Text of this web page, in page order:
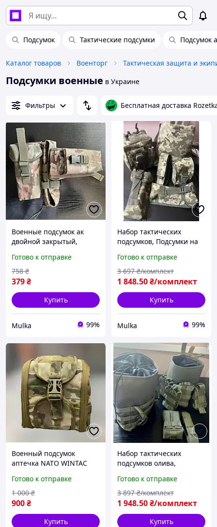
Подсумок Тактические подсумки Подсумок
Каталог товаров Военторг Тактическая защита и
Подсумки военные в Украине
Фильтры Бесплатная доставка
Военные подсумок ак
двойной закрытый,
закрытый мультикам,
двойной подсумок ак
Vc5f8u
Готово к отправке
379₴
758 ₴
Купить
Mulka 99%
Набор тактических
подсумков, Подсумки на
подсумки 6 штук,
Подсумки военные Vc5f8u
Готово к отправке
1 848.50₴/комплект
3 697 ₴/комплект
Купить
Mulka 99%
Военный подсумок
аптечка NATO WINTAC
быстросъемный
органайзер для
медикаментов прочный
Cordura 500D
Готово к отправке
900₴
1 000 ₴
Купить
Набор тактических
подсумков олива,
штук, Навесные подсумки
для РПС, Подсумки зсу
Vc5f8u
Готово к отправке
1 948.50₴/комплект
3 897 ₴/комплект
Купить